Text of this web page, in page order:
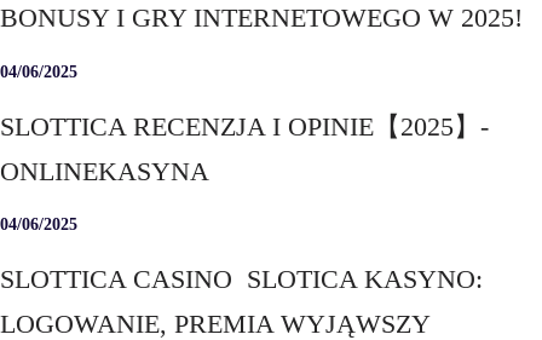
BONUSY I GRY INTERNETOWEGO W 2025!
04/06/2025
SLOTTICA RECENZJA I OPINIE【2025】-
ONLINEKASYNA
04/06/2025
SLOTTICA CASINO ️ SLOTICA KASYNO:
LOGOWANIE, PREMIA WYJĄWSZY